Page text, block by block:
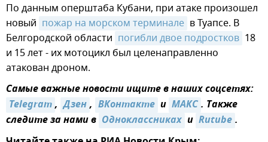
По данным оперштаба Кубани, при атаке произошел
новый пожар на морском терминале в Туапсе. В
Белгородской области погибли двое подростков 18
и 15 лет - их мотоцикл был целенаправленно
атакован дроном.
Самые важные новости ищите в наших соцсетях:
Telegram, Дзен, ВКонтакте и MAКС. Также
следите за нами в Одноклассниках и Rutube.